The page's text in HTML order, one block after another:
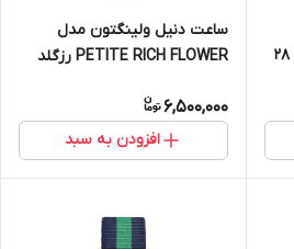
PETITE BONDI رزگلد - سایز 28
ساعت دنیل ولینگتون مدل
PETITE RICH FLOWER رزگلد
6,500,000
افزودن به سبد